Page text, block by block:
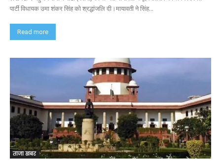
पार्टी विधायक उमा शंकर सिंह को श्रद्धांजलि दी।मायावती ने सिंह...
Read more
ताजा खबर